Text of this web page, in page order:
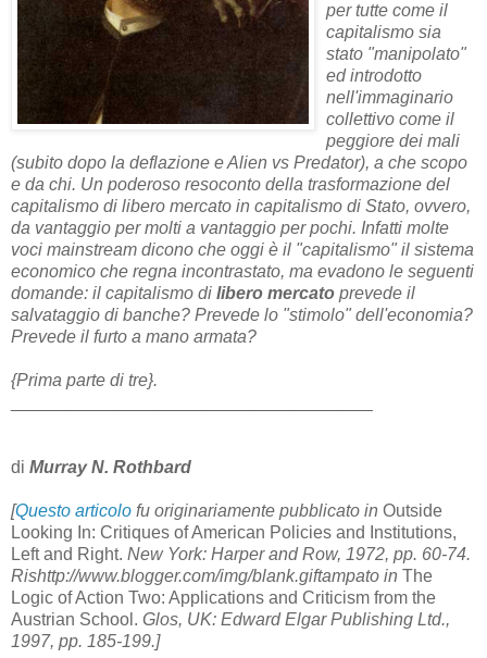
per tutte come il
capitalismo sia
stato "manipolato"
ed introdotto
nell'immaginario
collettivo come il
peggiore dei mali
(subito dopo la deflazione e Alien vs Predator), a che scopo
e da chi. Un poderoso resoconto della trasformazione del
capitalismo di libero mercato in capitalismo di Stato, ovvero,
da vantaggio per molti a vantaggio per pochi. Infatti molte
voci mainstream dicono che oggi è il "capitalismo" il sistema
economico che regna incontrastato, ma evadono le seguenti
domande: il capitalismo di libero mercato prevede il
salvataggio di banche? Prevede lo "stimolo" dell'economia?
Prevede il furto a mano armata?
{Prima parte di tre}.
di Murray N. Rothbard
[Questo articolo fu originariamente pubblicato in Outside
Looking In: Critiques of American Policies and Institutions,
Left and Right. New York: Harper and Row, 1972, pp. 60-74.
Rishttp://www.blogger.com/img/blank.giftampato in The
Logic of Action Two: Applications and Criticism from the
Austrian School. Glos, UK: Edward Elgar Publishing Ltd.,
1997, pp. 185-199.]